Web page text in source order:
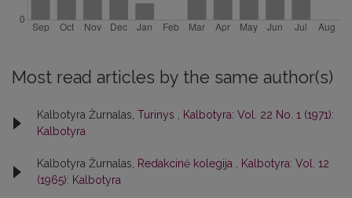
Most read articles by the same author(s)
Kalbotyra Žurnalas, Turinys
Kalbotyra: Vol. 22 No. 1 (1971):
Kalbotyra
Kalbotyra Žurnalas, Redakcinė kolegija
Kalbotyra: Vol. 12
(1965): Kalbotyra